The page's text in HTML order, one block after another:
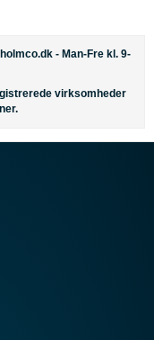
- Man-Fre kl. 9-
virksomheder